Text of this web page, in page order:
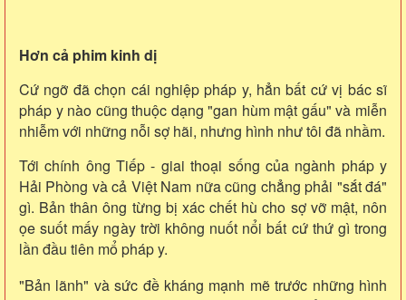
Hơn cả phim kinh dị
Cứ ngỡ đã chọn cái nghiệp pháp y, hẳn bất cứ vị bác sĩ
pháp y nào cũng thuộc dạng "gan hùm mật gấu" và miễn
nhiễm với những nỗi sợ hãi, nhưng hình như tôi đã nhầm.
Tới chính ông Tiếp - giai thoại sống của ngành pháp y
Hải Phòng và cả Việt Nam nữa cũng chẳng phải "sắt đá"
gì. Bản thân ông từng bị xác chết hù cho sợ vỡ mật, nôn
ọe suốt mấy ngày trời không nuốt nổi bất cứ thứ gì trong
lần đầu tiên mổ pháp y.
"Bản lãnh" và sức đề kháng mạnh mẽ trước những hình